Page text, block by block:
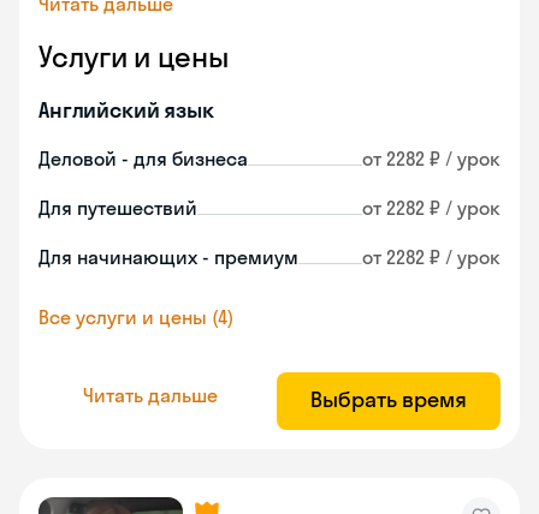
Услуги и цены
Английский язык
Деловой - для бизнеса от 2282 ₽ / урок
Для путешествий от 2282 ₽ / урок
Для начинающих - премиум от 2282 ₽ / урок
Все услуги и цены (4)
Читать дальше Выбрать время